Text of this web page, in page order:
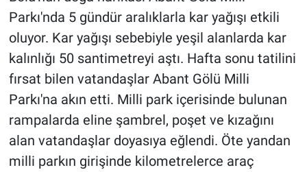
Parkı'nda 5 gündür aralıklarla kar yağışı etkili
oluyor. Kar yağışı sebebiyle yeşil alanlarda kar
kalınlığı 50 santimetreyi aştı. Hafta sonu tatilini
fırsat bilen vatandaşlar Abant Gölü Milli
Parkı'na akın etti. Milli park içerisinde bulunan
rampalarda eline şambrel, poşet ve kızağını
alan vatandaşlar doyasıya eğlendi. Öte yandan
milli parkın girişinde kilometrelerce araç